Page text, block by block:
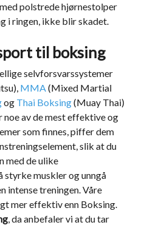
polstrede hjørnestolper
i ringen, ikke blir skadet.
til boksing
selvforsvarssystemer
MMA(Mixed Martial
og Thai Boksing(Muay Thai)
av de mest effektive og
som finnes, piffer dem
slik at du
med de ulike
styrke muskler og unngå
intense treningen. Våre
mer effektiv enn Boksing.
, da anbefaler vi at du tar